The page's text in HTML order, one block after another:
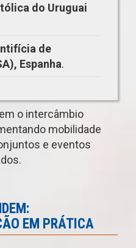
do Uruguai
de
Espanha.
o intercâmbio
mobilidade
e eventos
EM PRÁTICA